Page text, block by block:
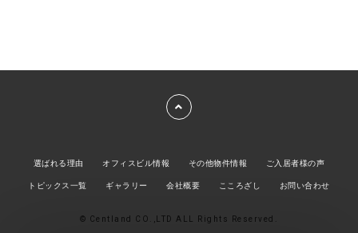
© Centland CO.,LTD ALL Rights Reserved.
選ばれる理由 オフィスビル情報 その他物件情報 ご入居者様の声
トピックス一覧 ギャラリー 会社概要 こころざし お問い合わせ